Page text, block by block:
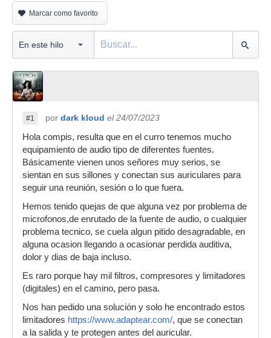
Marcar como favorito
#1 por dark kloud el 24/07/2023
Hola compis, resulta que en el curro tenemos mucho
equipamiento de audio tipo de diferentes fuentes.
Básicamente vienen unos señores muy serios, se
sientan en sus sillones y conectan sus auriculares para
seguir una reunión, sesión o lo que fuera.
Hemos tenido quejas de que alguna vez por problema de
microfonos,de enrutado de la fuente de audio, o cualquier
problema tecnico, se cuela algun pitido desagradable, en
alguna ocasion llegando a ocasionar perdida auditiva,
dolor y dias de baja incluso.
Es raro porque hay mil filtros, compresores y limitadores
(digitales) en el camino, pero pasa.
Nos han pedido una solución y solo he encontrado estos
limitadores https://www.adaptear.com/, que se conectan
a la salida y te protegen antes del auricular.